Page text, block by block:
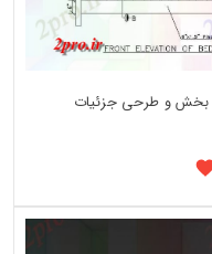
بخش و طرحی جزئیات